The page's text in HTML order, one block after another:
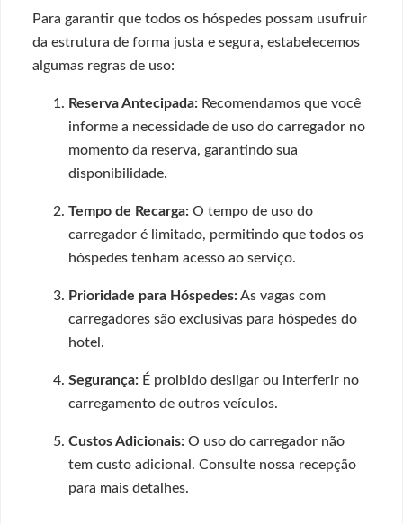
Para garantir que todos os hóspedes possam usufruir
da estrutura de forma justa e segura, estabelecemos
algumas regras de uso:
Reserva Antecipada: Recomendamos que você
informe a necessidade de uso do carregador no
momento da reserva, garantindo sua
disponibilidade.
Tempo de Recarga: O tempo de uso do
carregador é limitado, permitindo que todos os
hóspedes tenham acesso ao serviço.
Prioridade para Hóspedes:As vagas com
carregadores são exclusivas para hóspedes do
hotel.
Segurança: É proibido desligar ou interferir no
carregamento de outros veículos.
Custos Adicionais: O uso do carregador não
tem custo adicional. Consulte nossa recepção
para mais detalhes.